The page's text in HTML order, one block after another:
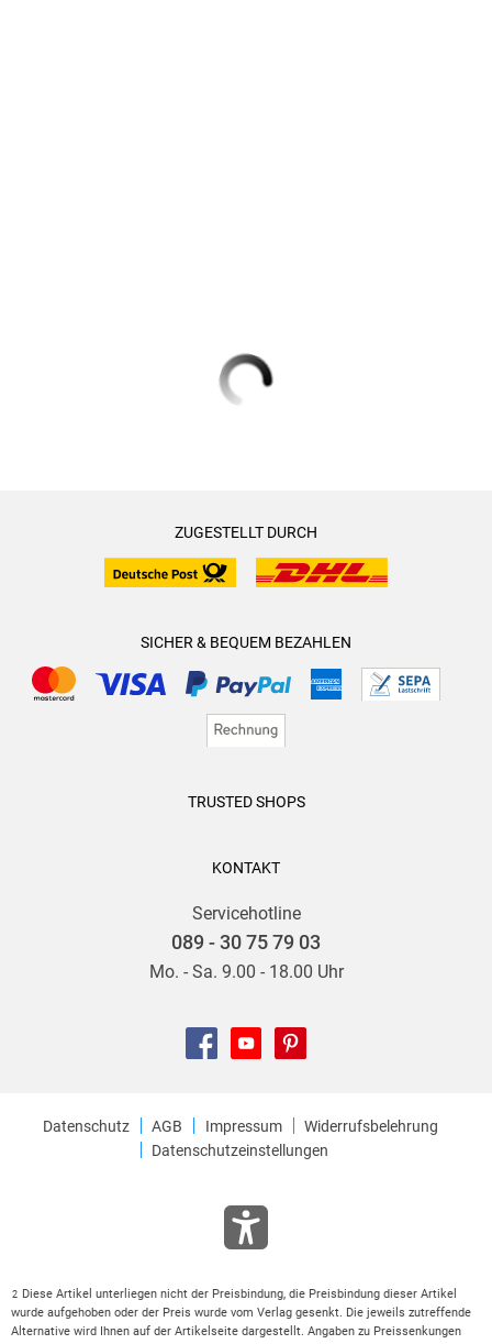
ZUGESTELLT DURCH
SICHER & BEQUEM BEZAHLEN
TRUSTED SHOPS
KONTAKT
Servicehotline
089 - 30 75 79 03
Mo. - Sa. 9.00 - 18.00 Uhr
Datenschutz AGB Impressum
Widerrufsbelehrung
Datenschutzeinstellungen
2 Diese Artikel unterliegen nicht der Preisbindung, die Preisbindung dieser Artikel
wurde aufgehoben oder der Preis wurde vom Verlag gesenkt. Die jeweils zutreffende
Alternative wird Ihnen auf der Artikelseite dargestellt. Angaben zu Preissenkungen